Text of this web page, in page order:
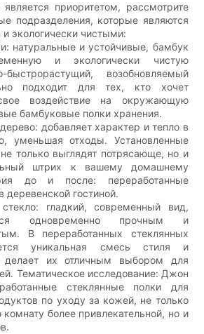
является приоритетом, рассмотрите
подразделения, которые являются
экологически чистыми:
натуральные и устойчивые, бамбук
и экологически чистую
быстрорастущий, возобновляемый
подходит для тех, кто хочет
воздействие на окружающую
бамбуковые полки хранения.
добавляет характер и тепло в
уменьшая отходы. Установленные
только выглядят потрясающе, но и
штрих к вашему домашнему
до и после: переработанные
деревенской гостиной.
гладкий, современный вид,
одновременно прочным и
В переработанных стеклянных
уникальная смесь стиля и
делает их отличным выбором для
Тематическое исследование: Джон
стеклянные полки для
по уходу за кожей, не только
более привлекательной, но и